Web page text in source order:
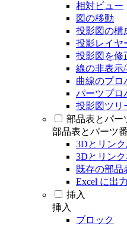
相対ビュー
図の移動
投影図の構
投影レイヤ
投影図を修
線の非表示
曲線のプロ
パーツプロ
投影図ツリ
部品表とパー
部品表とパーツ
3Dとリンク
3Dとリンク
既存の部品
Excel に出力
挿入
挿入
ブロック